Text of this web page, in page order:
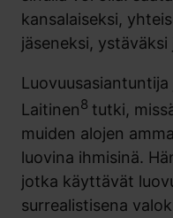
kansalaiseksi,
jäseneksi, ystäväksi
Laitinen8 tutki,
muiden alojen
luovina ihmisinä.
jotka käyttävät
surrealistisena